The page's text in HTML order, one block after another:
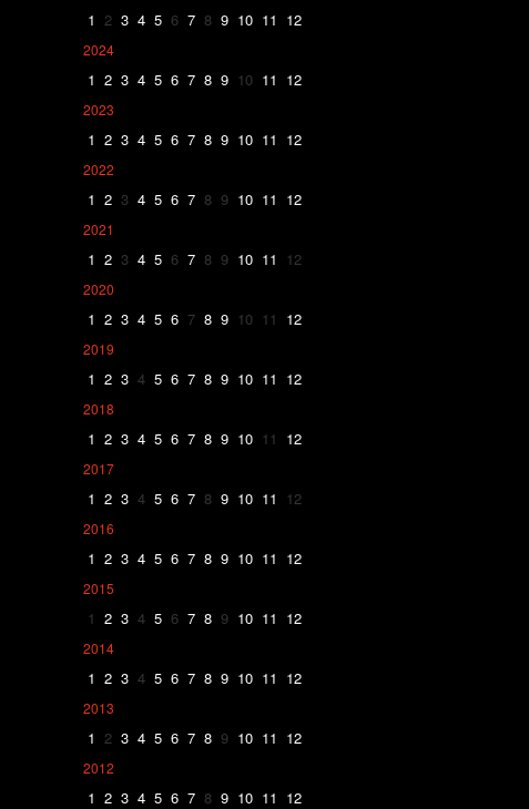
1 2 3 4 5 6 7 8 9 10 11 12
2024
1 2 3 4 5 6 7 8 9 10 11 12
2023
1 2 3 4 5 6 7 8 9 10 11 12
2022
1 2 3 4 5 6 7 8 9 10 11 12
2021
1 2 3 4 5 6 7 8 9 10 11 12
2020
1 2 3 4 5 6 7 8 9 10 11 12
2019
1 2 3 4 5 6 7 8 9 10 11 12
2018
1 2 3 4 5 6 7 8 9 10 11 12
2017
1 2 3 4 5 6 7 8 9 10 11 12
2016
1 2 3 4 5 6 7 8 9 10 11 12
2015
1 2 3 4 5 6 7 8 9 10 11 12
2014
1 2 3 4 5 6 7 8 9 10 11 12
2013
1 2 3 4 5 6 7 8 9 10 11 12
2012
1 2 3 4 5 6 7 8 9 10 11 12